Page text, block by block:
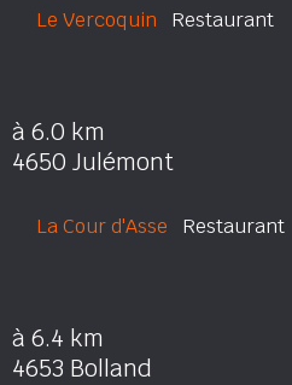
Le Vercoquin Restaurant
à 6.0 km
4650 Julémont
La Cour d'Asse Restaurant
à 6.4 km
4653 Bolland